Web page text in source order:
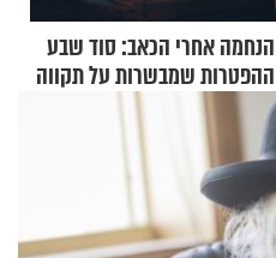
הנחמה אחרי הכאב: סוד שבע
ההפטרות שמבשרות על תקווה
וגאולה